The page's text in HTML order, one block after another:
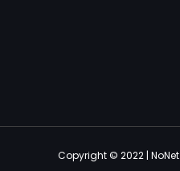
Copyright © 2022 | NoNet